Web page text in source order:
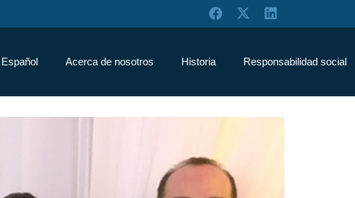
Español Acerca de nosotros Historia Responsabilidad social